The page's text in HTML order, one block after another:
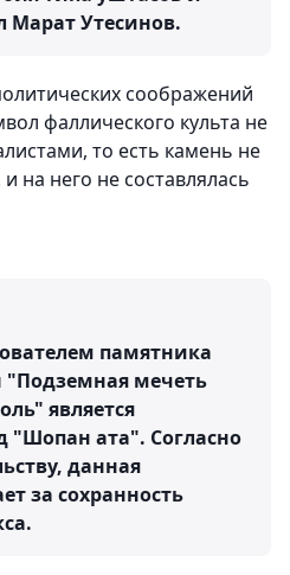
Марат Утесинов.
соображений
фаллического культа не
то есть камень не
на него не составлялась
памятника
"Подземная мечеть
является
ата". Согласно
данная
за сохранность